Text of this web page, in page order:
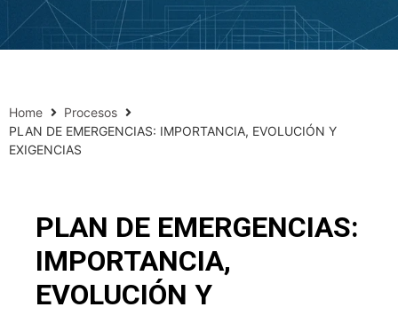
Home
Procesos
PLAN DE EMERGENCIAS: IMPORTANCIA, EVOLUCIÓN Y
EXIGENCIAS
PLAN DE EMERGENCIAS:
IMPORTANCIA,
EVOLUCIÓN Y